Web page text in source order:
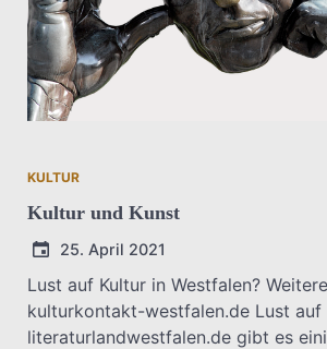
KULTUR
Kultur und Kunst
T.Dreier
25. April 2021
Lust auf Kultur in Westfalen?
kulturkontakt-westfalen.de Lust auf
literaturlandwestfalen.de gibt es